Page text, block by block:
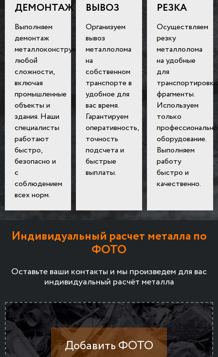
ДЕМОНТАЖ
Выполняем
демонтаж
металлоконструкций
любой
сложности,
включая
промышленные
объекты и
здания. Наши
специалисты
работают
быстро,
безопасно и
с
соблюдением
всех норм.
ВЫВОЗ
Организуем
вывоз
металлолома
на
собственном
транспорте в
удобное для
вас время.
Гарантируем
оперативность,
точность
подсчета и
быстрые
выплаты.
РЕЗКА
Осуществляем
резку
металлолома
на удобные
для
транспортировки
фрагменты.
Используем
только
оборудование.
Выполняем
работу
быстро и
качественно.
Индивидуальный расчет металла по
ФОТО
Оставьте ваши контакты и мы произведем для вас
индивидуальный расчёт металла